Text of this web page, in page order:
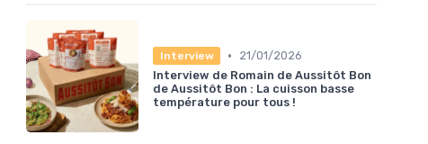
Interview •
21/01/2026
Interview de Romain de Aussitôt Bon
de Aussitôt Bon : La cuisson basse
température pour tous !